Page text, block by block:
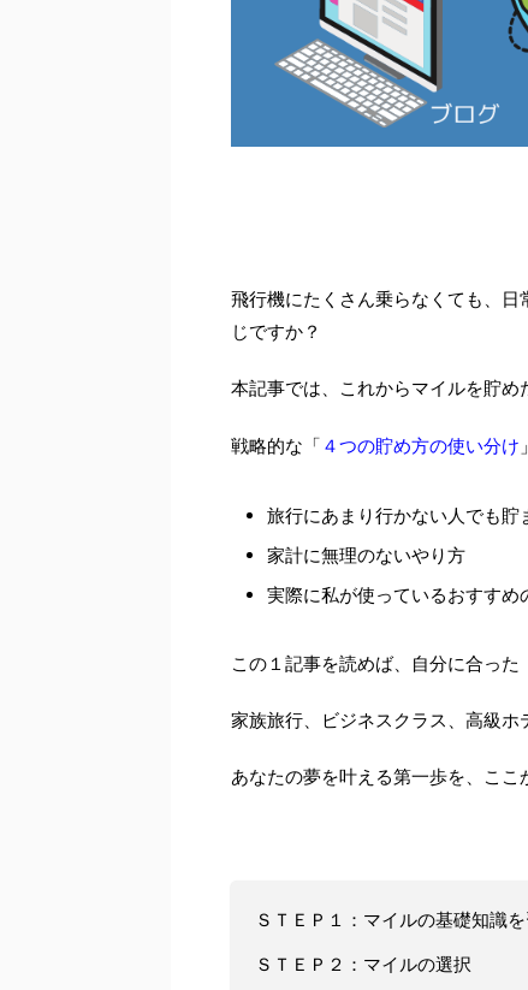
飛行機にたくさん乗らなくても、
じですか？
本記事では、これからマイルを貯め
戦略的な「 ４つの貯め方の使い分け
旅行にあまり行かない人でも貯
家計に無理のないやり方
実際に私が使っているおすすめ
この１記事を読めば、自分に合った
家族旅行、ビジネスクラス、高級ホ
あなたの夢を叶える第一歩を、ここ
ＳＴＥＰ１：マイルの基礎知識
ＳＴＥＰ２：マイルの選択